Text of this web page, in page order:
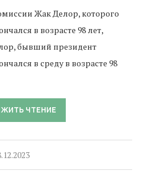
Жак Делор, которого
в возрасте 98 лет,
бывший президент
в среду в возрасте 98
ЧТЕНИЕ